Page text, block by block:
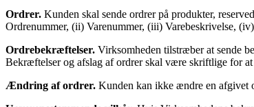
Ordrer. Kunden skal sende ordrer på produkter,
Ordrenummer, (ii) Varenummer, (iii) Varebeskrivelse,
Ordrebekræftelser. Virksomheden tilstræber at sende
Bekræftelser og afslag af ordrer skal være skriftlige for
Ændring af ordrer. Kunden kan ikke ændre en afgivet